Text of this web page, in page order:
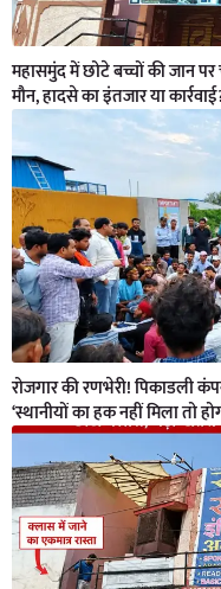
महासमुंद में छोटे बच्चों की जान
मौन, हादसे का इंतजार या
रोजगार की रणभेरी! पिकाडली
‘स्थानीयों का हक नहीं मिला तो